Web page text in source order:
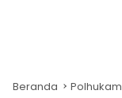
Beranda Polhukam